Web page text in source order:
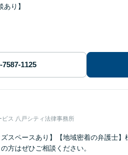
あり】
ス 八戸シティ法律事務所
ズスペースあり】【地域密着の弁護士
方はぜひご相談ください。